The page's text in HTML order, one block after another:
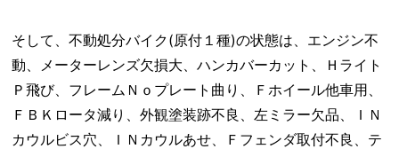
そして、不動処分バイク(原付１種)の状態は、エンジン不
動、メーターレンズ欠損大、ハンカバーカット、Ｈライト
Ｐ飛び、フレームＮｏプレート曲り、Ｆホイール他車用、
ＦＢＫロータ減り、外観塗装跡不良、左ミラー欠品、ＩＮ
カウルビス穴、ＩＮカウルあせ、Ｆフェンダ取付不良、テ